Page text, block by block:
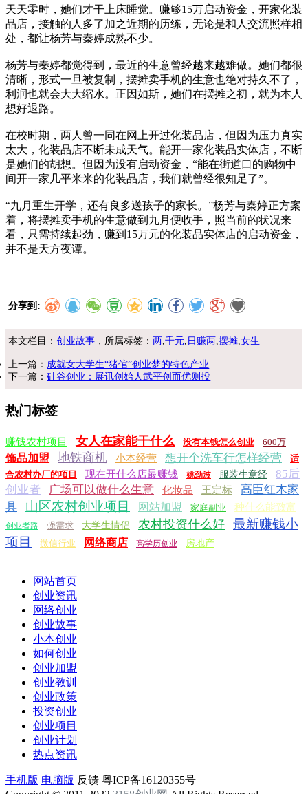
天天零时，她们才干上床睡觉。赚够15万启动资金，开家化装
品店，接触的人多了加之近期的历练，无论是和人交流照样相
处，都让杨芳与秦婷成熟不少。
杨芳与秦婷都觉得到，最近的生意曾经越来越难做。她们都很
清晰，形式一旦被复制，摆摊卖手机的生意也绝对持久不了，
利润也就会大大缩水。正因如斯，她们在摆摊之初，就为本人
想好退路。
在校时期，两人曾一同在网上开过化装品店，但因为压力真实
太大，化装品店不断未成天气。能开一家化装品实体店，不断
是她们的胡想。但因为没有启动资金，“能在街道口的购物中
间开一家几平米米的化装品店，我们就曾经很知足了”。
“九月重生开学，还有良多送孩子的家长。”杨芳与秦婷正方案
着，将摆摊卖手机的生意做到九月便收手，照当前的状况来
看，只需持续起劲，赚到15万元的化装品实体店的启动资金，
并不是天方夜谭。
分享到:
本文栏目：创业故事 ，所属标签：两 ,千元 日赚两 ,摆摊 ,女生
上一篇： 成就女大学生“猪倌”创业梦的特色产业
下一篇：硅谷创业：展讯创始人武平创而优则投
热门标签
赚钱农村项目 女人在家能干什么 没有本钱怎么创业 600万
饰品加盟 地铁商机 小本经营 想开个洗车行怎样经营
适
合农村办厂的项目
现在开什么店最赚钱 姚劲波 服装生意经
85后
创业者
广场可以做什么生意 化妆品 王定标
高臣红木家
具
山区农村创业项目 网站加盟 家庭副业 种什么能致富
创业者路 强需求 大学生情侣 农村投资什么好 最新赚钱小
项目
微信行业 网络商店 高学历创业 房地产
网站首页
创业资讯
网络创业
创业故事
小本创业
如何创业
创业加盟
创业教训
创业政策
投资创业
创业项目
创业计划
热点资讯
手机版 电脑版 反馈 粤ICP备16120355号